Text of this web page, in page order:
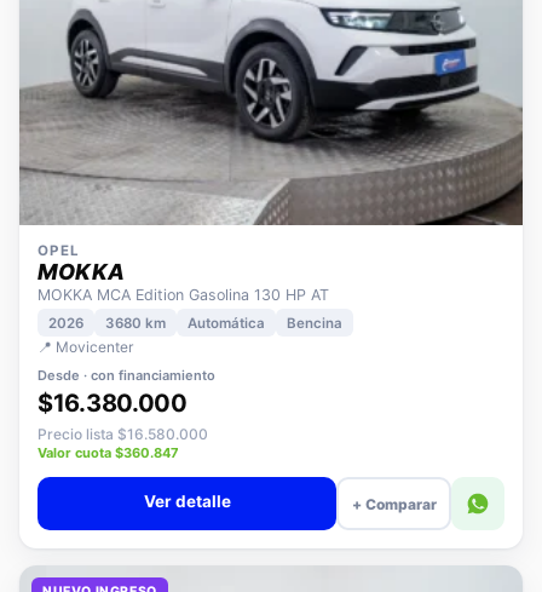
OPEL
MOKKA
MOKKA MCA Edition Gasolina 130 HP AT
2026 3680 km
📍 Movicenter
Desde · con financiamiento
$16.380.000
Precio lista $16.580.000
Valor cuota $360.847
+ Comparar